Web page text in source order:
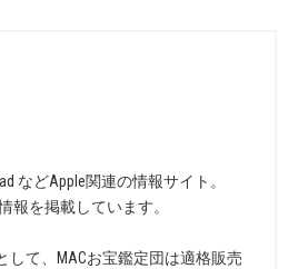
などApple関連の情報サイト。
報を掲載しています。
して、MACお宝鑑定団は適格販売